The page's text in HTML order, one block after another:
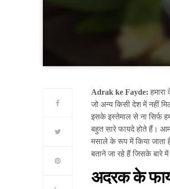
Adrak ke Fayde:
जो अन्य किसी देश में नहीं
इसके इस्तेमाल से ना सिर्फ
बहुत सारे फायदे होते हैं।
मसाले के रूप में किया
बताने जा रहे हैं जिसके बारे
अदरक के